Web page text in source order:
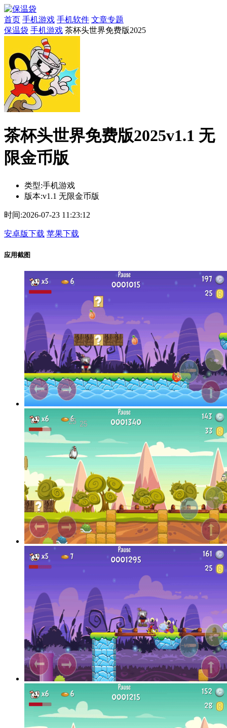
首页 手机游戏 手机软件 文章专题
保温袋 手机游戏 茶杯头世界免费版2025
茶杯头世界免费版2025v1.1 无
限金币版
类型:手机游戏
版本:v1.1 无限金币版
时间:2026-07-23 11:23:12
安卓版下载 苹果下载
应用截图